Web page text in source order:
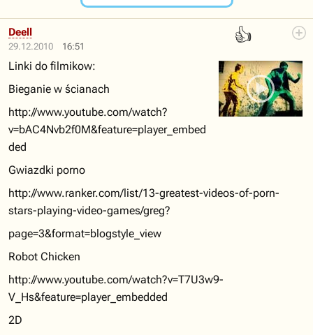
29.12.2010 16:51
👍
Deell
Linki do filmikow:
Bieganie w ścianach
http://www.youtube.com/watch?
v=bAC4Nvb2f0M&feature=player_embed
ded
Gwiazdki porno
http://www.ranker.com/list/13-greatest-videos-of-porn-
stars-playing-video-games/greg?
page=3&format=blogstyle_view
Robot Chicken
http://www.youtube.com/watch?v=T7U3w9-
V_Hs&feature=player_embedded
2D